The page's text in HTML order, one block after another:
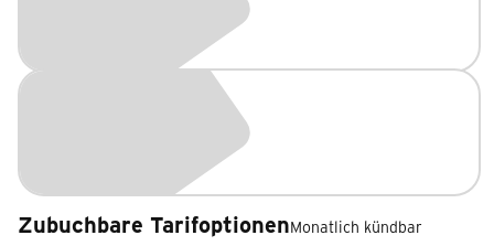
Zubuchbare TarifoptionenMonatlich kündbar